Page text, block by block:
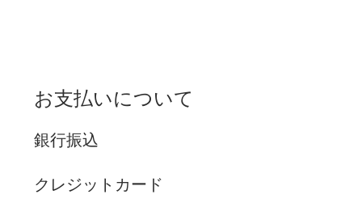
お支払いについて
銀行振込
クレジットカード